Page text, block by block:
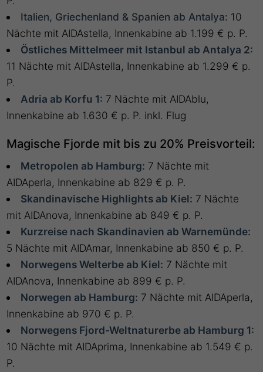
Italien, Griechenland & Spanien ab Antalya: 10
Nächte mit AIDAstella, Innenkabine ab 1.199 € p. P.
Östliches Mittelmeer mit Istanbul ab Antalya 2:
11 Nächte mit AIDAstella, Innenkabine ab 1.299 € p.
P.
Adria ab Korfu 1: 7 Nächte mit AIDAblu,
Innenkabine ab 1.630 € p. P. inkl. Flug
Magische Fjorde mit bis zu 20% Preisvorteil:
Metropolen ab Hamburg: 7 Nächte mit
AIDAperla, Innenkabine ab 829 € p. P.
Skandinavische Highlights ab Kiel: 7 Nächte
mit AIDAnova, Innenkabine ab 849 € p. P.
Kurzreise nach Skandinavien ab Warnemünde:
5 Nächte mit AIDAmar, Innenkabine ab 850 € p. P.
Norwegens Welterbe ab Kiel: 7 Nächte mit
AIDAnova, Innenkabine ab 899 € p. P.
Norwegen ab Hamburg: 7 Nächte mit AIDAperla,
Innenkabine ab 970 € p. P.
Norwegens Fjord-Weltnaturerbe ab Hamburg 1:
10 Nächte mit AIDAprima, Innenkabine ab 1.549 € p.
P.